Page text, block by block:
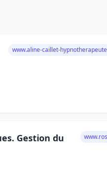
www.aline-caillet-
Gestion du